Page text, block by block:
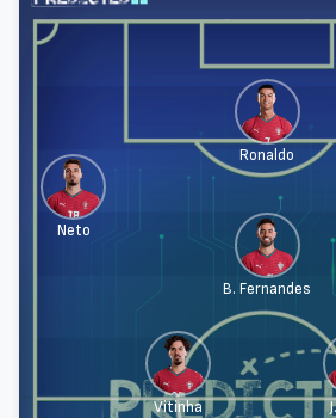
Ronaldo
B. Fernandes
Neto
Vitinha